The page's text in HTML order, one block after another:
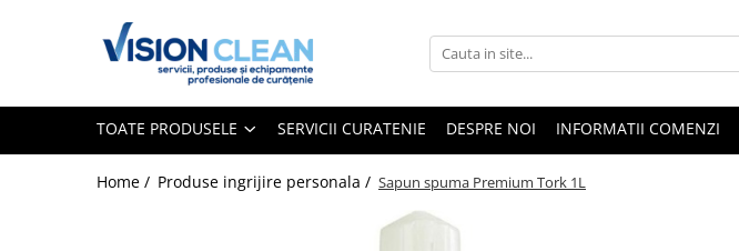
Aspiratoare si masini curatenie
TOATE PRODUSELE SERVICII CURATENIE DESPRE NOI INFORMATII COMENZI
Home / Produse ingrijire personala / Sapun spuma Premium Tork 1L